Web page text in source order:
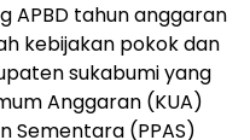
APBD tahun anggaran
kebijakan pokok dan
sukabumi yang
Anggaran (KUA)
Sementara (PPAS)